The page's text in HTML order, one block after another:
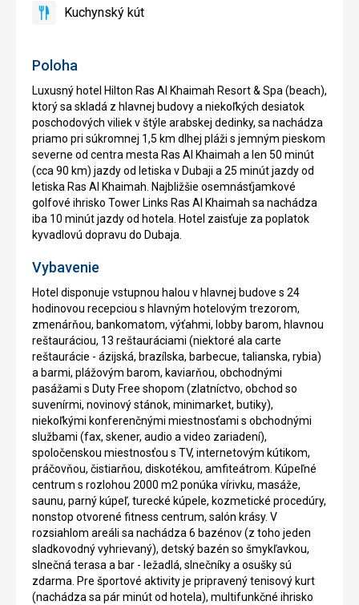
Poloha
Luxusný hotel Hilton Ras Al Khaimah Resort & Spa (beach),
ktorý sa skladá z hlavnej budovy a niekoľkých desiatok
poschodových viliek v štýle arabskej dedinky, sa nachádza
priamo pri súkromnej 1,5 km dlhej pláži s jemným pieskom
severne od centra mesta Ras Al Khaimah a len 50 minút
(cca 90 km) jazdy od letiska v Dubaji a 25 minút jazdy od
letiska Ras Al Khaimah. Najbližšie osemnásťjamkové
golfové ihrisko Tower Links Ras Al Khaimah sa nachádza
iba 10 minút jazdy od hotela. Hotel zaisťuje za poplatok
kyvadlovú dopravu do Dubaja.
Vybavenie
Hotel disponuje vstupnou halou v hlavnej budove s 24
hodinovou recepciou s hlavným hotelovým trezorom,
zmenárňou, bankomatom, výťahmi, lobby barom, hlavnou
reštauráciou, 13 reštauráciami (niektoré ala carte
reštaurácie - ázijská, brazílska, barbecue, talianska, rybia)
a barmi, plážovým barom, kaviarňou, obchodnými
pasážami s Duty Free shopom (zlatníctvo, obchod so
suvenírmi, novinový stánok, minimarket, butiky),
niekoľkými konferenčnými miestnosťami s obchodnými
službami (fax, skener, audio a video zariadení),
spoločenskou miestnosťou s TV, internetovým kútikom,
práčovňou, čistiarňou, diskotékou, amfiteátrom. Kúpeľné
centrum s rozlohou 2000 m2 ponúka vírivku, masáže,
saunu, parný kúpeľ, turecké kúpele, kozmetické procedúry,
nonstop otvorené fitness centrum, salón krásy. V
rozsiahlom areáli sa nachádza 6 bazénov (z toho jeden
sladkovodný vyhrievaný), detský bazén so šmykľavkou,
slnečná terasa a bar - ležadlá, slnečníky a osušky sú
zdarma. Pre športové aktivity je pripravený tenisový kurt
(nachádza sa pár minút od hotela), multifunkčné ihrisko
Kuchynský
Kuchynský kút
áno